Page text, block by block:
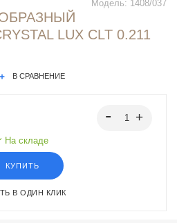
Модель: 1408/037
LUX CLT 0.211
В СРАВНЕНИЕ
На складе
КУПИТЬ
В ОДИН КЛИК